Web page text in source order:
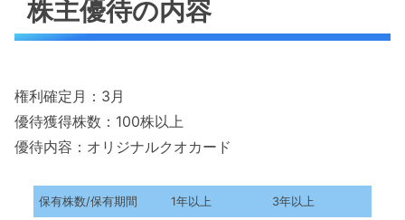
株主優待の内容
権利確定月：3月
優待獲得株数：100株以上
優待内容：オリジナルクオカード
保有株数/保有期間 1年以上 3年以上